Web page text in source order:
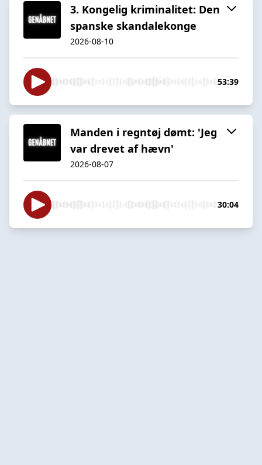
3. Kongelig kriminalitet: Den
spanske skandalekonge
2026-08-10
53:39
Manden i regntøj dømt: 'Jeg
var drevet af hævn'
2026-08-07
30:04